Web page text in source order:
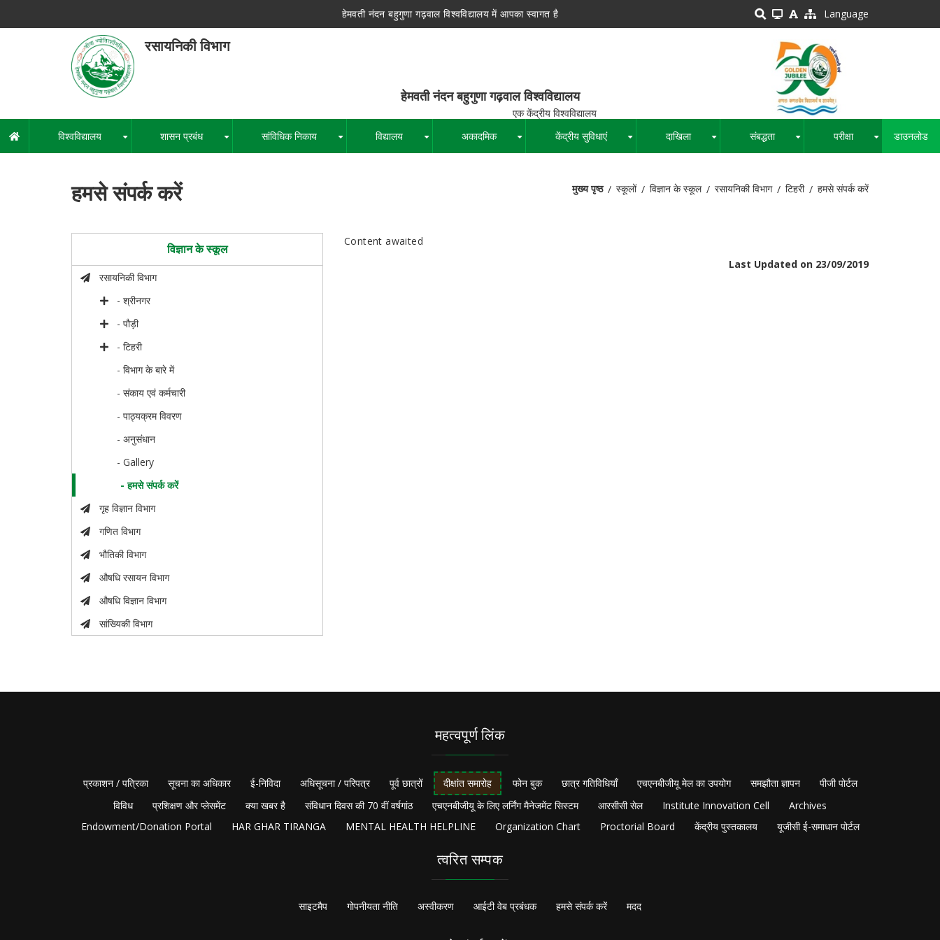
हेमवती नंदन बहुगुणा गढ़वाल विश्वविद्यालय में आपका स्वागत है Language
रसायनिकी विभाग
हेमवती नंदन बहुगुणा गढ़वाल विश्वविद्यालय
एक केंद्रीय विश्वविद्यालय
मुख्य
नेविगेशन
विश्वविद्यालय शासन प्रबंध सांविधिक निकाय विद्यालय अकादमिक केंद्रीय सुविधाएं दाखिला संबद्धता परीक्षा डाउनलोड
हमसे संपर्क करें मुख्य पृष्ठ स्कूलों विज्ञान के स्कूल रसायनिकी विभाग टिहरी हमसे संपर्क करें
विज्ञान के स्कूल
रसायनिकी विभाग
- श्रीनगर
- पौड़ी
- टिहरी
- विभाग के बारे में
- संकाय एवं कर्मचारी
- पाठ्यक्रम विवरण
- अनुसंधान
- Gallery
- हमसे संपर्क करें
गृह विज्ञान विभाग
गणित विभाग
भौतिकी विभाग
औषधि रसायन विभाग
औषधि विज्ञान विभाग
सांख्यिकी विभाग
Content awaited
Last Updated on 23/09/2019
महत्वपूर्ण लिंक
प्रकाशन / पत्रिका सूचना का अधिकार ई-निविदा अधिसूचना / परिपत्र पूर्व छात्रों दीक्षांत समारोह फोन बुक छात्र गतिविधियाँ एचएनबीजीयू मेल का उपयोग समझौता ज्ञापन
पीजी पोर्टल
विविध
प्रशिक्षण और प्लेसमेंट क्या खबर है संविधान दिवस की 70 वीं वर्षगांठ एचएनबीजीयू के लिए लर्निंग मैनेजमेंट सिस्टम आरसीसी सेल Institute Innovation Cell
Archives
Endowment/Donation Portal
HAR GHAR TIRANGA MENTAL HEALTH HELPLINE Organization Chart Proctorial Board केंद्रीय पुस्तकालय यूजीसी ई-समाधान पोर्टल
त्वरित सम्पक
साइटमैप गोपनीयता नीति अस्वीकरण आईटी वेब प्रबंधक हमसे संपर्क करें मदद